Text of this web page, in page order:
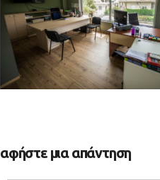
αφήστε μια απάντηση